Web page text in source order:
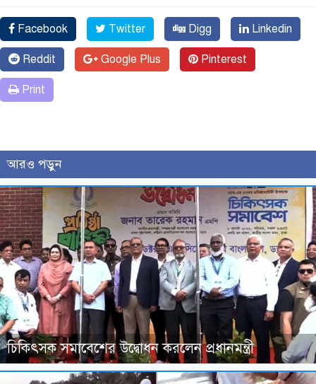
Facebook Twitter Digg Linkedin
Reddit Google Plus Pinterest
Print
আরও পড়ুন
চিকিৎসক সমাবেশের উদ্বোধন করলেন প্রধানমন্ত্রী